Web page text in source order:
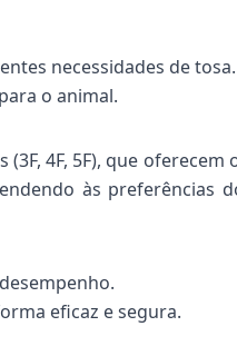
necessidades de tosa.
o animal.
4F, 5F), que oferecem
às preferências
eficaz e segura.